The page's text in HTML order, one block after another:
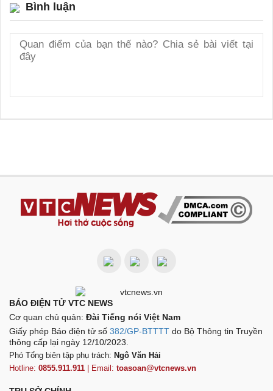
Bình luận
BÁO ĐIỆN TỬ VTC NEWS
Cơ quan chủ quản: Đài Tiếng nói Việt Nam
Giấy phép Báo điện tử số 382/GP-BTTTT do Bộ Thông tin Truyền
thông cấp lại ngày 12/10/2023.
Phó Tổng biên tập phụ trách: Ngô Văn Hải
Hotline: 0855.911.911 | Email: toasoan@vtcnews.vn